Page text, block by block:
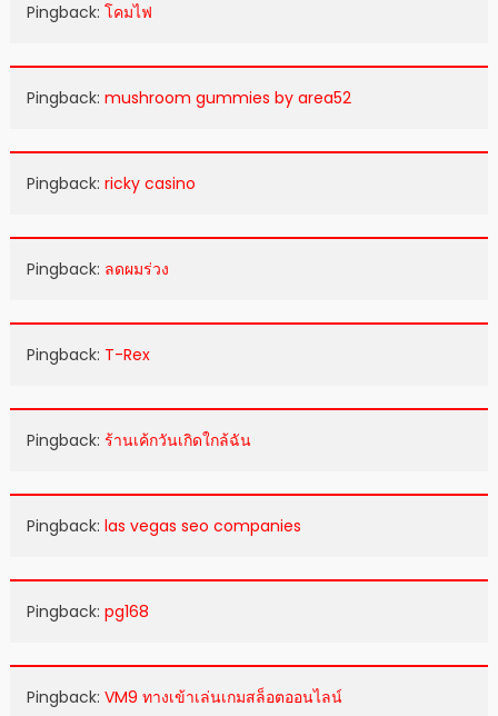
Pingback: โคมไฟ
Pingback: mushroom gummies by area52
Pingback: ricky casino
Pingback: ลดผมร่วง
Pingback: T-Rex
Pingback: ร้านเค้กวันเกิดใกล้ฉัน
Pingback: las vegas seo companies
Pingback: pg168
Pingback: VM9 ทางเข้าเล่นเกมสล็อตออนไลน์